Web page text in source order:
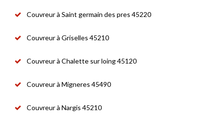
Couvreur à Saint germain des pres 45220
Couvreur à Griselles 45210
Couvreur à Chalette sur loing 45120
Couvreur à Migneres 45490
Couvreur à Nargis 45210